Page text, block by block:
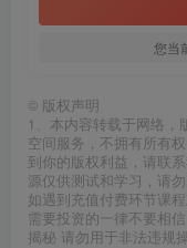
您当
© 版权声明
1、本内容转载于网络
空间服务，不拥有所有
到你的版权利益，请联
源仅供测试和学习，请
如遇到充值付费环节课
需要投资的一律不要相
揭秘 请勿用于非法违规